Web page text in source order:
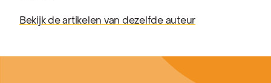
Bekijk de artikelen van dezelfde auteur